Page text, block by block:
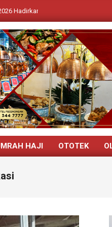
Kendaraan Listrik Terbaru
HAJI OTOTEK